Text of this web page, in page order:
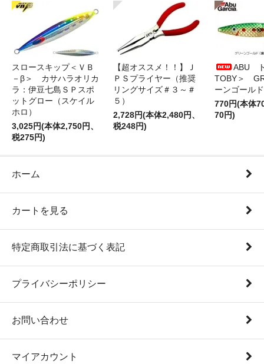
スロースキップ＜ＶＢ
－β＞ カサハラオリカ
ラ：伊豆七島ＳＰスポ
ットグロー（スケイル
ホロ）
3,025円(本体2,750円、
税275円)
【超オススメ！！】Ｊ
ＰＳプライヤー（推奨
リングサイズ＃３～＃
５）
2,728円(本体2,480円、
税248円)
ABU
TOBY＞
ーンゴールド
770円(本体
70円)
ホーム
カートを見る
特定商取引法に基づく表記
プライバシーポリシー
お問い合わせ
マイアカウント